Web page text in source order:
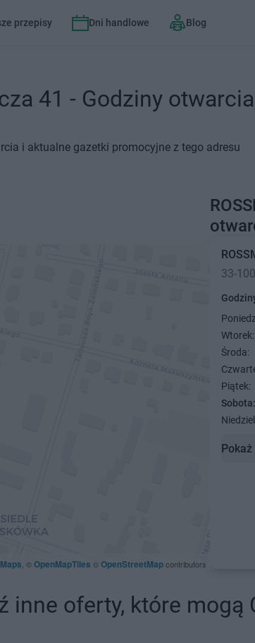
przepisy Dni handlowe Blog
41 - Godziny
i aktualne gazetki promocyjne z tego adresu
33-
Wtorek:
Środa:
Piątek:
Sobota:
, ©OpenMapTiles ©OpenStreetMapcontributors
inne oferty, które mogą